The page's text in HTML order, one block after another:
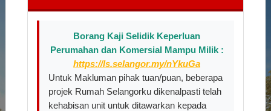
Borang Kaji Selidik Keperluan
Perumahan dan Komersial Mampu Milik :
https://ls.selangor.my/nYkuGa
Untuk Makluman pihak tuan/puan, beberapa
projek Rumah Selangorku dikenalpasti telah
kehabisan unit untuk ditawarkan kepada